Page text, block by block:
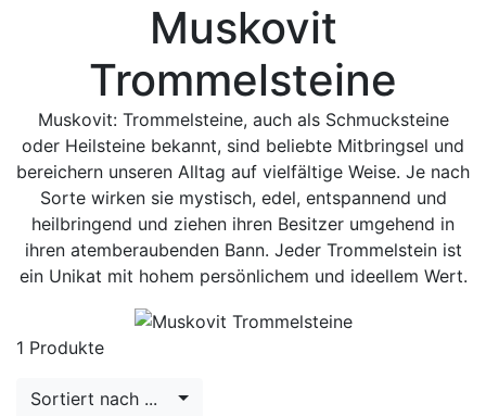
Muskovit
Trommelsteine
Muskovit: Trommelsteine, auch als Schmucksteine
oder Heilsteine bekannt, sind beliebte Mitbringsel und
bereichern unseren Alltag auf vielfältige Weise. Je nach
Sorte wirken sie mystisch, edel, entspannend und
heilbringend und ziehen ihren Besitzer umgehend in
ihren atemberaubenden Bann. Jeder Trommelstein ist
ein Unikat mit hohem persönlichem und ideellem Wert.
1 Produkte
Sortiert nach ...